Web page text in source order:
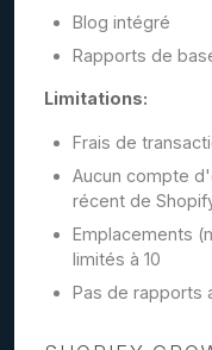
Blog intégré
Rapports de
Limitations:
Frais de
Aucun compte
récent de
Emplacements
limités à 10
Pas de rapports